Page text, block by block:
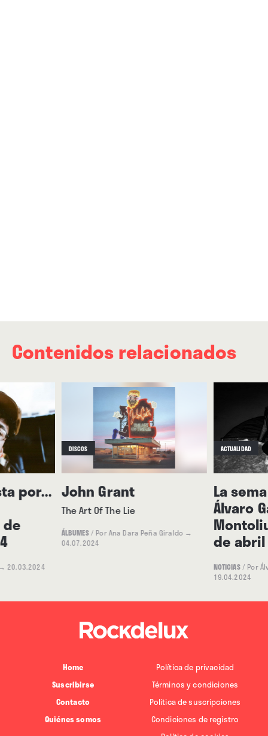
Contenidos relacionados
por...
20.03.2024
DISCOS
John Grant
The Art Of The Lie
ÁLBUMES/ Por Ana Dara Peña Giraldo →
04.07.2024
ACTUALIDAD
La
Álvaro
de abril
NOTICIAS/ Por
19.04.2024
Home
Suscribirse
Contacto
Quiénes somos
Política de privacidad
Términos y condiciones
Política de suscripciones
Condiciones de registro